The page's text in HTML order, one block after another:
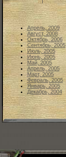
Апрель, 2009
Август, 2008
Октябрь, 2006
Сентябрь, 2005
Июль, 2005
Июнь, 2005
Май, 2005
Апрель, 2005
Март, 2005
Февраль, 2005
Январь, 2005
Декабрь, 2004